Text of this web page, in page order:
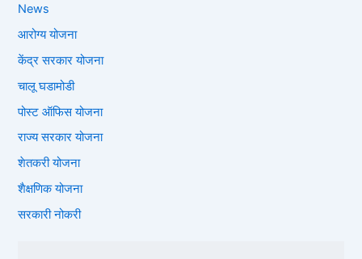
News
आरोग्य योजना
केंद्र सरकार योजना
चालू घडामोडी
पोस्ट ऑफिस योजना
राज्य सरकार योजना
शेतकरी योजना
शैक्षणिक योजना
सरकारी नोकरी